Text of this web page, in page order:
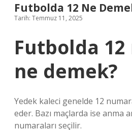
Futbolda 12 Ne
Tarih: Temmuz 11, 2025
Futbolda
ne demek?
Yedek kaleci genelde 12
eder. Bazı maçlarda ise anma
numaraları seçilir.